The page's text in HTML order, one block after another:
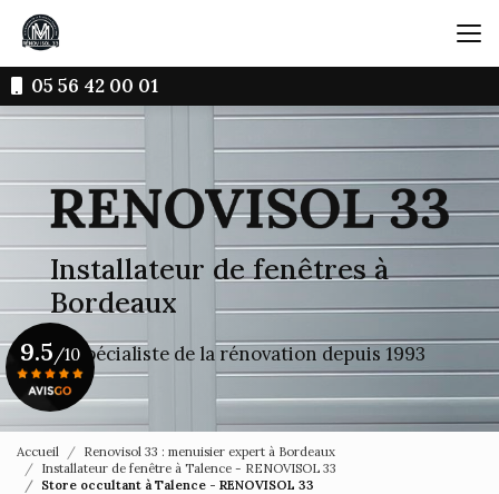
Aller
contenu
principal05 56 42 00 01
Installateur de fenêtres à
Bordeaux
Le spécialiste de la rénovation depuis 1993
9.5 /10
Accueil
Renovisol 33 : menuisier expert à Bordeaux
Installateur de fenêtre à Talence - RENOVISOL 33
Store occultant à Talence - RENOVISOL 33